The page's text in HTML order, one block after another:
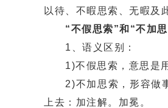
以待、不暇思索、无暇及
“不假思索”和“不加
1、语义区别：
1)不假思索，意思是用
2)不加思索，形容做事
上去：加注解。加冕。